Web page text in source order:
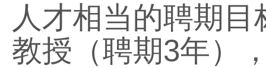
人才相当的聘期
教授（聘期3年）